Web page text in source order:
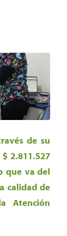
de su
2.811.527
que va del
calidad de
Atención